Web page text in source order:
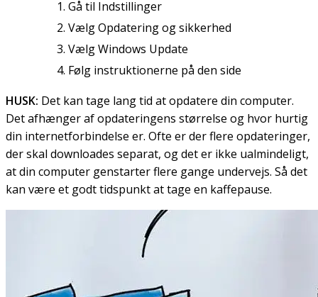
Gå til Indstillinger
Vælg Opdatering og sikkerhed
Vælg Windows Update
Følg instruktionerne på den side
HUSK: Det kan tage lang tid at opdatere din computer.
Det afhænger af opdateringens størrelse og hvor hurtig
din internetforbindelse er. Ofte er der flere opdateringer,
der skal downloades separat, og det er ikke ualmindeligt,
at din computer genstarter flere gange undervejs. Så det
kan være et godt tidspunkt at tage en kaffepause.